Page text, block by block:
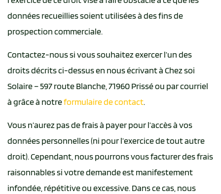
données recueillies soient utilisées à des fins de
prospection commerciale.
Contactez-nous si vous souhaitez exercer l’un des
droits décrits ci-dessus en nous écrivant à Chez soi
Solaire – 597 route Blanche, 71960 Prissé ou par courriel
à grâce à notreformulaire de contact.
Vous n’aurez pas de frais à payer pour l’accès à vos
données personnelles (ni pour l’exercice de tout autre
droit). Cependant, nous pourrons vous facturer des frais
raisonnables si votre demande est manifestement
infondée, répétitive ou excessive. Dans ce cas, nous